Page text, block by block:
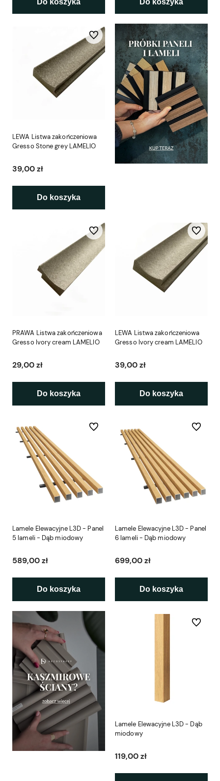
Do koszyka Do koszyka
LEWA Listwa zakończeniowa
Gresso Stone grey LAMELIO
39,00 zł
Do koszyka
Do ulubionych
PRAWA Listwa zakończeniowa
Gresso Ivory cream LAMELIO
29,00 zł
Do koszyka
Do ulubionych
LEWA Listwa zakończeniowa
Gresso Ivory cream LAMELIO
39,00 zł
Do koszyka
Do
Lamele Elewacyjne L3D - Panel
5 lameli - Dąb miodowy
589,00 zł
Do koszyka
Do ulubionych
Lamele Elewacyjne L3D - Panel
6 lameli - Dąb miodowy
699,00 zł
Do koszyka
Do
Lamele Elewacyjne L3D - Dąb
miodowy
119,00 zł
Do